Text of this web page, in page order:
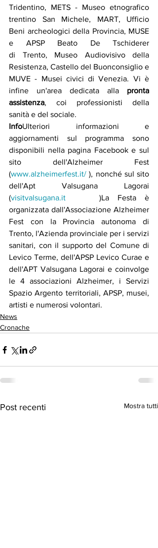
Tridentino, METS - Museo etnografico
trentino San Michele, MART, Ufficio
Beni archeologici della Provincia, MUSE
e APSP Beato De Tschiderer
di Trento, Museo Audiovisivo della
Resistenza, Castello del Buonconsiglio e
MUVE - Musei civici di Venezia. Vi è
infine un'area dedicata alla pronta
assistenza, coi professionisti della
sanità e del sociale.
InfoUlteriori informazioni e
aggiornamenti sul programma sono
disponibili nella pagina Facebook e sul
sito dell'Alzheimer Fest
(www.alzheimerfest.it/ ), nonché sul sito
dell'Apt Valsugana Lagorai
(visitvalsugana.it
)La Festa è
organizzata dall'Associazione Alzheimer
Fest con la Provincia autonoma di
Trento, l'Azienda provinciale per i servizi
sanitari, con il supporto del Comune di
Levico Terme, dell'APSP Levico Curae e
dell'APT Valsugana Lagorai e coinvolge
le 4 associazioni Alzheimer, i Servizi
Spazio Argento territoriali, APSP, musei,
artisti e numerosi volontari.
News
Cronache
Post recenti Mostra tutti